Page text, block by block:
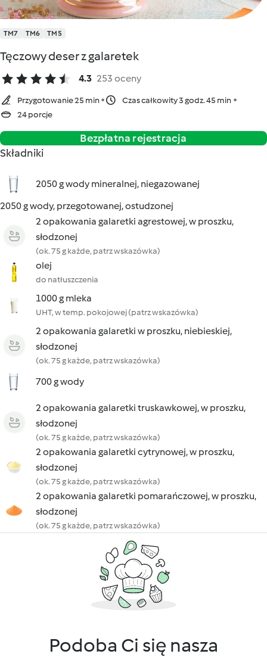
TM7 TM6 TM5
Tęczowy deser z galaretek
4.3 253 oceny
Przygotowanie 25 min
Czas całkowity 3 godz. 45 min
24 porcje
Bezpłatna rejestracja
Składniki
2050 g wody mineralnej, niegazowanej
2050 g wody, przegotowanej, ostudzonej
2 opakowania galaretki agrestowej, w proszku,
słodzonej
(ok. 75 g każde, patrz wskazówka)
olej
do natłuszczenia
1000 g mleka
UHT, w temp. pokojowej (patrz wskazówka)
2 opakowania galaretki w proszku, niebieskiej,
słodzonej
(ok. 75 g każde, patrz wskazówka)
700 g wody
2 opakowania galaretki truskawkowej, w proszku,
słodzonej
(ok. 75 g każde, patrz wskazówka)
2 opakowania galaretki cytrynowej, w proszku,
słodzonej
(ok. 75 g każde, patrz wskazówka)
2 opakowania galaretki pomarańczowej, w proszku,
słodzonej
(ok. 75 g każde, patrz wskazówka)
Podoba Ci się nasza